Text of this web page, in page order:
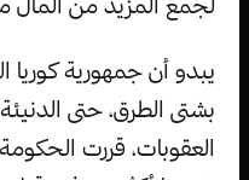
يبدو أن جمهورية
بشتى الطرق، حتى
العقوبات، قررت